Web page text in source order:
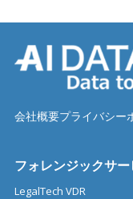
会社概要プライバシー
フォレンジックサー
LegalTech VDR